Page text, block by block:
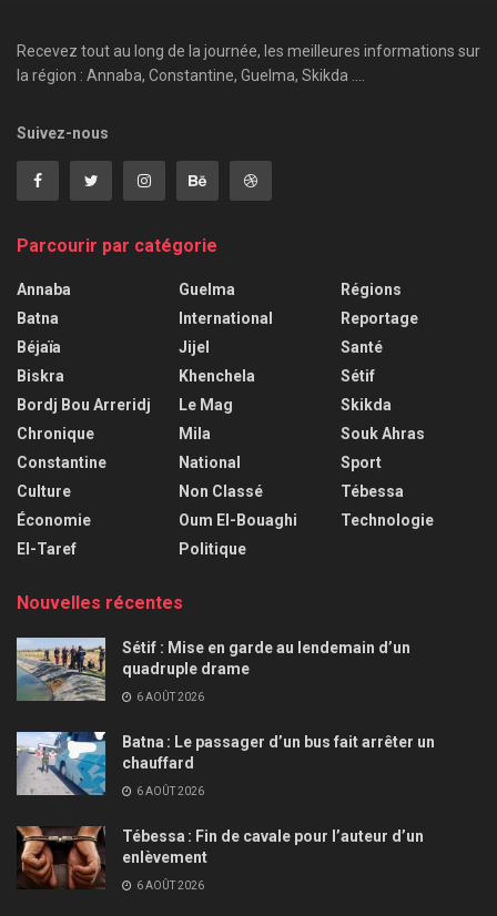
Recevez tout au long de la journée, les meilleures informations sur
la région : Annaba, Constantine, Guelma, Skikda ....
Suivez-nous
Parcourir par catégorie
Annaba
Batna
Béjaïa
Biskra
Bordj Bou Arreridj
Chronique
Constantine
Culture
Économie
El-Taref
Guelma
International
Jijel
Khenchela
Le Mag
Mila
National
Non Classé
Oum El-Bouaghi
Politique
Régions
Reportage
Santé
Sétif
Skikda
Souk Ahras
Sport
Tébessa
Technologie
Nouvelles récentes
Sétif : Mise en garde au lendemain d’un
quadruple drame
6 AOÛT 2026
Batna : Le passager d’un bus fait arrêter un
chauffard
6 AOÛT 2026
Tébessa : Fin de cavale pour l’auteur d’un
enlèvement
6 AOÛT 2026